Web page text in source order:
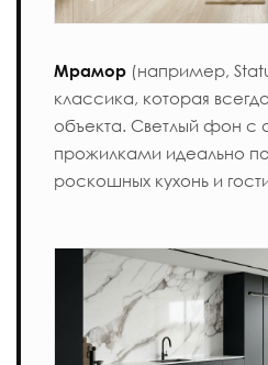
Мрамор (например,
классика, которая
объекта. Светлый фон с
прожилками идеально
роскошных кухонь и